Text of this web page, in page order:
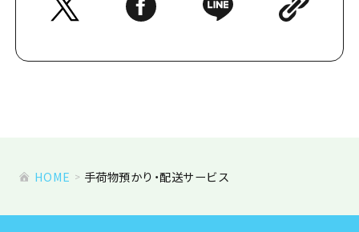
HOME 手荷物預かり・配送サービス